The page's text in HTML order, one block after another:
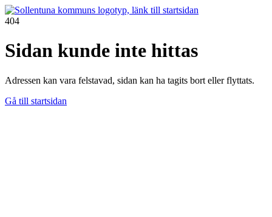
404
Sidan kunde inte hittas
Adressen kan vara felstavad, sidan kan ha tagits bort eller flyttats.
Gå till startsidan